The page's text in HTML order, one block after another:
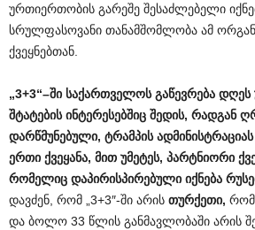
ურთიერთობის გარეშე შესაძლებელი
სრულფასოვანი თანამშომლობა ამ
ქვეყნებთან.
„3+3“–ში საქართველოს გაწევრება დღეს
შტატების ინტერესებშიც შედის, რადგან
დარწმუნებული, ტრამპის ადმინისტრაციას
ერთი ქვეყანა, მით უმეტეს, პარტნიორი
რომელიც დაპირისპირებული იქნება
დავძენ, რომ „3+3″-ში არის თურქეთი,
და ბოლო 33 წლის განმავლობაში არის